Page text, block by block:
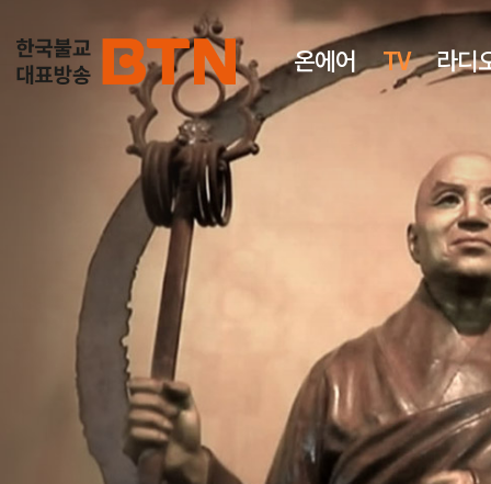
온에어 TV 라디